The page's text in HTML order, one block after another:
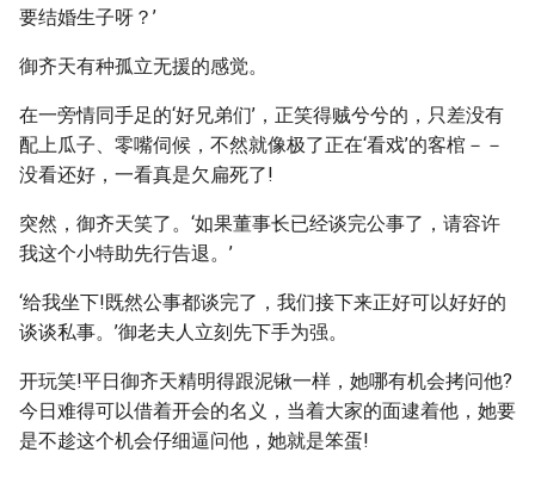
要结婚生子呀？’
御齐天有种孤立无援的感觉。
在一旁情同手足的‘好兄弟们’，正笑得贼兮兮的，只差没有
配上瓜子、零嘴伺候，不然就像极了正在‘看戏’的客棺－－
没看还好，一看真是欠扁死了!
突然，御齐天笑了。‘如果董事长已经谈完公事了，请容许
我这个小特助先行告退。’
‘给我坐下!既然公事都谈完了，我们接下来正好可以好好的
谈谈私事。’御老夫人立刻先下手为强。
开玩笑!平日御齐天精明得跟泥锹一样，她哪有机会拷问他?
今日难得可以借着开会的名义，当着大家的面逮着他，她要
是不趁这个机会仔细逼问他，她就是笨蛋!